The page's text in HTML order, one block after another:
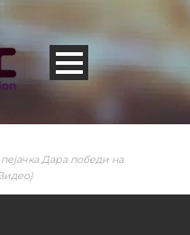
пејачка Дара победи на